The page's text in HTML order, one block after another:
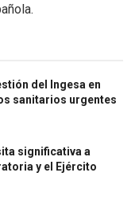
del Ingesa en
sanitarios urgentes
significativa a
y el Ejército